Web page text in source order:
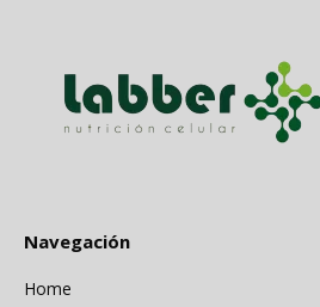
Navegación
Home